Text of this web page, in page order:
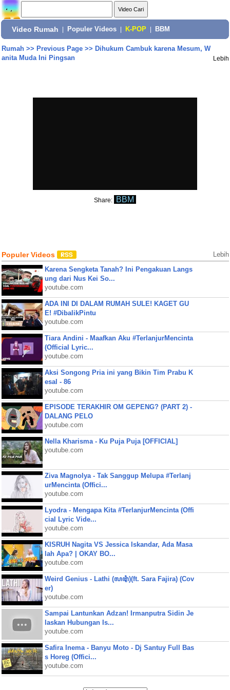
Video Rumah Populer Videos K-POP BBM
Rumah>> Previous Page>> Dihukum Cambuk karena Mesum, W
anita Muda Ini Pingsan
Lebih
Share: BBM
Populer Videos Lebih
Karena Sengketa Tanah? Ini Pengakuan Langs
ung dari Nus Kei So...
youtube.com
ADA INI DI DALAM RUMAH SULE! KAGET GU
E! #DibalikPintu
youtube.com
Tiara Andini - Maafkan Aku #TerlanjurMencinta
(Official Lyric...
youtube.com
Aksi Songong Pria ini yang Bikin Tim Prabu K
esal - 86
youtube.com
EPISODE TERAKHIR OM GEPENG? (PART 2) -
DALANG PELO
youtube.com
Nella Kharisma - Ku Puja Puja [OFFICIAL]
youtube.com
Ziva Magnolya - Tak Sanggup Melupa #Terlanj
urMencinta (Offici...
youtube.com
Lyodra - Mengapa Kita #TerlanjurMencinta (Offi
cial Lyric Vide...
youtube.com
KISRUH Nagita VS Jessica Iskandar, Ada Masa
lah Apa? | OKAY BO...
youtube.com
Weird Genius - Lathi (ꦭꦛꦶ)(ft. Sara Fajira) (Cov
er)
youtube.com
Sampai Lantunkan Adzan! Irmanputra Sidin Je
laskan Hubungan Is...
youtube.com
Safira Inema - Banyu Moto - Dj Santuy Full Bas
s Horeg (Offici...
youtube.com